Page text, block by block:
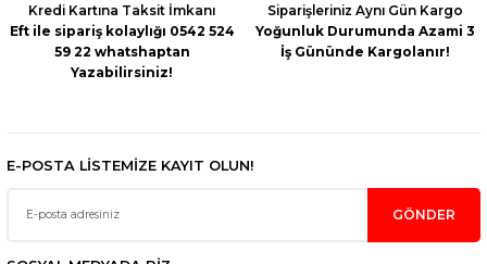
Kredi Kartına Taksit İmkanı
Eft ile sipariş kolaylığı 0542 524
59 22 whatshaptan
Yazabilirsiniz!
Siparişleriniz Aynı Gün Kargo
Yoğunluk Durumunda Azami 3
İş Gününde Kargolanır!
E-POSTA LİSTEMİZE KAYIT OLUN!
GÖNDER